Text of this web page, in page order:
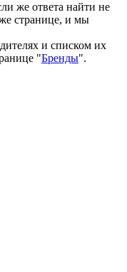
же ответа найти не
странице, и мы
и списком их
"Бренды".